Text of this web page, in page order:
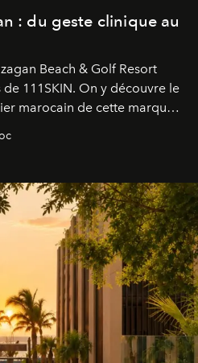
: du geste clinique au
Beach & Golf Resort
111SKIN. On y découvre le
marocain de cette marque
autour d'un actif breveté,